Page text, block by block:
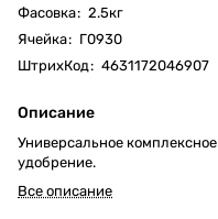
Фасовка: 2.5кг
Ячейка: Г0930
ШтрихКод: 4631172046907
Описание
Универсальное комплексное
удобрение.
Все описание